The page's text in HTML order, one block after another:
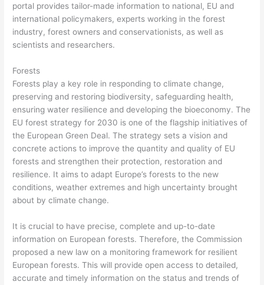
portal provides tailor-made information to national, EU and
international policymakers, experts working in the forest
industry, forest owners and conservationists, as well as
scientists and researchers.
Forests
Forests play a key role in responding to climate change,
preserving and restoring biodiversity, safeguarding health,
ensuring water resilience and developing the bioeconomy. The
EU forest strategy for 2030 is one of the flagship initiatives of
the European Green Deal. The strategy sets a vision and
concrete actions to improve the quantity and quality of EU
forests and strengthen their protection, restoration and
resilience. It aims to adapt Europe’s forests to the new
conditions, weather extremes and high uncertainty brought
about by climate change.
It is crucial to have precise, complete and up-to-date
information on European forests. Therefore, the Commission
proposed a new law on a monitoring framework for resilient
European forests. This will provide open access to detailed,
accurate and timely information on the status and trends of